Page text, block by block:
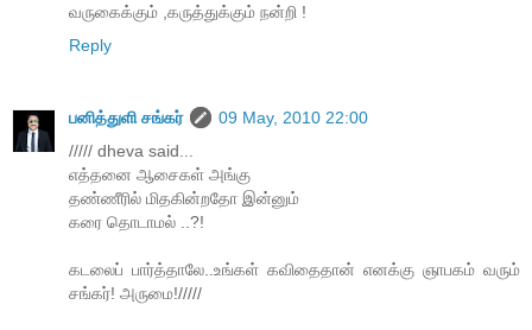
வருகைக்கும் ,கருத்துக்கும் நன்றி !
Reply
பனித்துளி சங்கர்
09 May, 2010 22:00
///// dheva said...
எத்தனை ஆசைகள் அங்கு
தண்ணீரில் மிதகின்றதோ இன்னும்
கரை தொடாமல் ..?!
கடலைப் பார்த்தாலே..உங்கள் கவிதைதான் எனக்கு ஞாபகம் வரும்
சங்கர்! அருமை!/////